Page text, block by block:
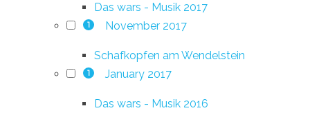
Das wars - Musik 2017
1 November 2017
Schafkopfen am Wendelstein
1 January 2017
Das wars - Musik 2016